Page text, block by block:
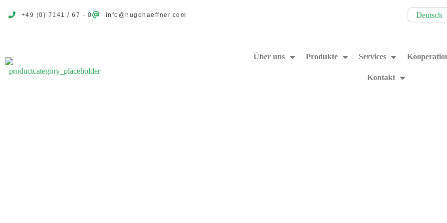
+49 (0) 7141 / 67 - 0 info@hugohaeffner.com Deutsch
Über uns Produkte Services
Kontakt